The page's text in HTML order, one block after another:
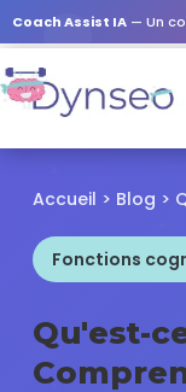
Coach Assist IA — Un
Accueil > Blog >
Fonctions
Qu'est-